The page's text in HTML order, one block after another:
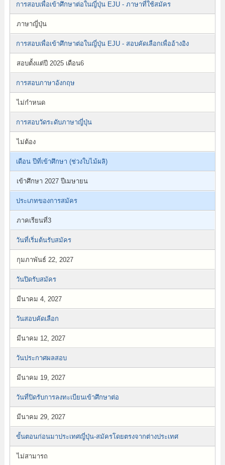
การสอบเพื่อเข้าศึกษาต่อในญี่ปุ่น EJU - ภาษาที่ใช้สมัคร
ภาษาญี่ปุ่น
การสอบเพื่อเข้าศึกษาต่อในญี่ปุ่น EJU - สอบคัดเลือกเพื่ออ้างอิง
สอบตั้งแต่ปี 2025 เดือน6
การสอบภาษาอังกฤษ
ไม่กำหนด
การสอบวัดระดับภาษาญี่ปุ่น
ไม่ต้อง
เดือน ปีที่เข้าศึกษา (ช่วงใบไม้ผลิ)
เข้าศึกษา 2027 ปีเมษายน
ประเภทของการสมัคร
ภาคเรียนที่3
วันที่เริ่มต้นรับสมัคร
กุมภาพันธ์ 22, 2027
วันปิดรับสมัคร
มีนาคม 4, 2027
วันสอบคัดเลือก
มีนาคม 12, 2027
วันประกาศผลสอบ
มีนาคม 19, 2027
วันที่ปิดรับการลงทะเบียนเข้าศึกษาต่อ
มีนาคม 29, 2027
ขั้นตอนก่อนมาประเทศญี่ปุ่น-สมัครโดยตรงจากต่างประเทศ
ไม่สามารถ